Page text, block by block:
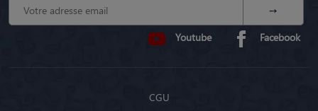
Youtube Facebook
CGU